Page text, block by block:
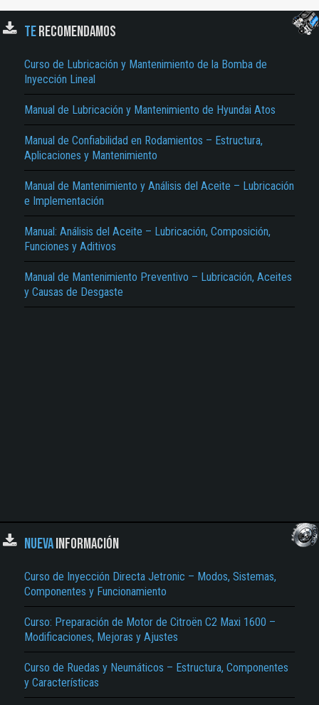
TERECOMENDAMOS
Curso de Lubricación y Mantenimiento de la Bomba de
Inyección Lineal
Manual de Lubricación y Mantenimiento de Hyundai Atos
Manual de Confiabilidad en Rodamientos – Estructura,
Aplicaciones y Mantenimiento
Manual de Mantenimiento y Análisis del Aceite – Lubricación
e Implementación
Manual: Análisis del Aceite – Lubricación, Composición,
Funciones y Aditivos
Manual de Mantenimiento Preventivo – Lubricación, Aceites
y Causas de Desgaste
NUEVAINFORMACIÓN
Curso de Inyección Directa Jetronic – Modos, Sistemas,
Componentes y Funcionamiento
Curso: Preparación de Motor de Citroën C2 Maxi 1600 –
Modificaciones, Mejoras y Ajustes
Curso de Ruedas y Neumáticos – Estructura, Componentes
y Características
El Título es incorrecto según el contenido.
No carga o no se visualiza el contenido.
Reportar otro tipo de error...